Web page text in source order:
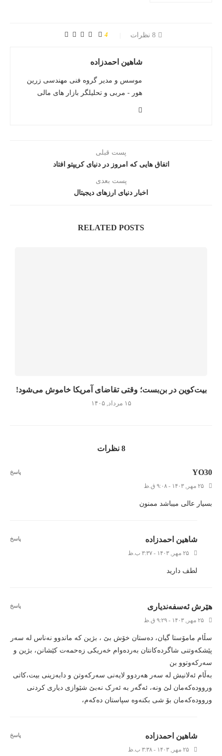
8 نظرات 4
شاهین احمدزاده
موسس و مدیر گروه فنی مهندسی زرین
هور - مربی و تحلیلگر بازار های مالی
پست قبلی
اتفاق هایی که امروز در دنیای کریپتو افتاد
پست بعدی
اخبار دنیای ارزهای دیجیتال
RELATED POSTS
بیت‌کوین در بن‌بست؛ وقتی تقاضای آمریکا خاموش می‌شود!
۱۵ مرداد, ۱۴۰۵
8 نظرات
YO30
۲۵ مهر, ۱۴۰۳ - ۹:۰۸ ق.ظ
بسیار عالی میباشد ممنون
پاسخ
شاهین احمدزاده
۲۵ مهر, ۱۴۰۳ - ۳:۳۷ ب.ظ
لطف دارید
پاسخ
هێرش ئەسفەندیاری
۲۵ مهر, ۱۴۰۳ - ۹:۲۹ ق.ظ
سڵام مامۆستا گیان، دەستان خۆش بێ ، بژین کە ماندوو نەناس لە سەر
پێشکەوتنی شاگردەکانتان بەردەوام خەریکی زەحمەت کێشانن، بژین و
سەرکەوتوو بن
بەڵام ئەلانیش لە سەر هەردوو لایەنی سەرکەوتن و دابەزینی بیت،کاتی
وروودەکەمان لێ ونە، ئەگەر بە ئەرک نەبێ شێوازی دیاری کردنی
وروودەکەمان بۆ شی بکنەوە سپاستان دەکەم،
پاسخ
شاهین احمدزاده
۲۵ مهر, ۱۴۰۳ - ۳:۳۸ ب.ظ
پاسخ